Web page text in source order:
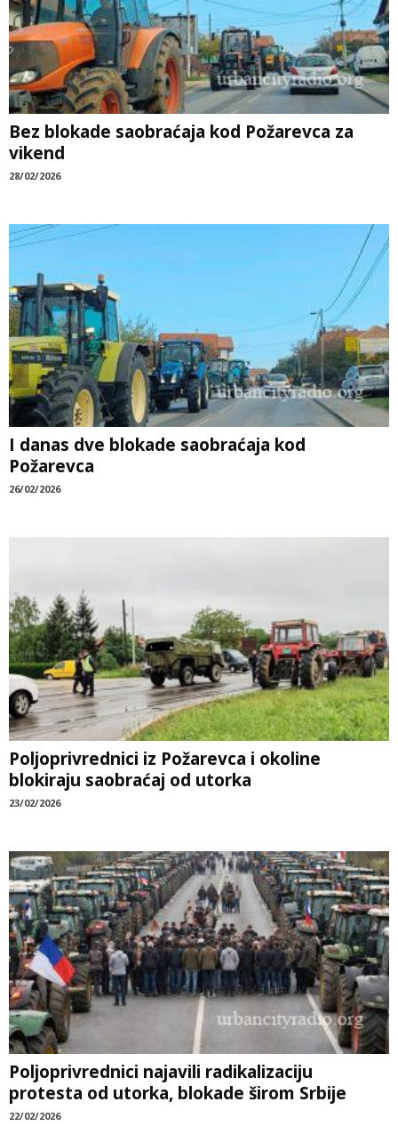
Bez blokade saobraćaja kod Požarevca za
vikend
28/02/2026
I danas dve blokade saobraćaja kod
Požarevca
26/02/2026
Poljoprivrednici iz Požarevca i okoline
blokiraju saobraćaj od utorka
23/02/2026
Poljoprivrednici najavili radikalizaciju
protesta od utorka, blokade širom Srbije
22/02/2026